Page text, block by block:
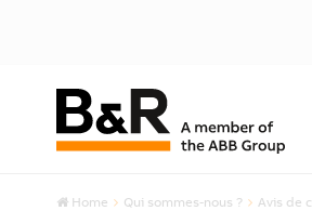
Home Qui sommes-nous ? Avis de